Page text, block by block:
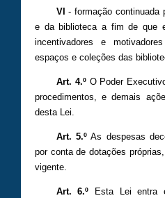
VI - formação continuada
e da biblioteca a fim de que
incentivadores e
espaços e coleções das
Art. 4.ºO Poder
procedimentos, e demais
desta Lei.
Art. 5.º As despesas
por conta de dotações
vigente.
Art. 6.º Esta Lei entra